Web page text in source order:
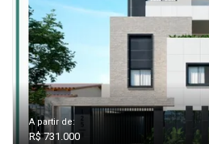
A partir de:
R$ 731.000